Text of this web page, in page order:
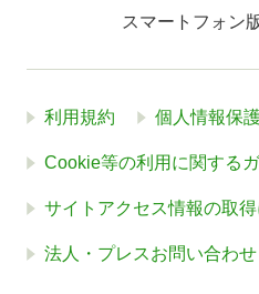
スマートフォン
利用規約 個人情報保
Cookie等の利用に関する
サイトアクセス情報の取
法人・プレスお問い合わせ